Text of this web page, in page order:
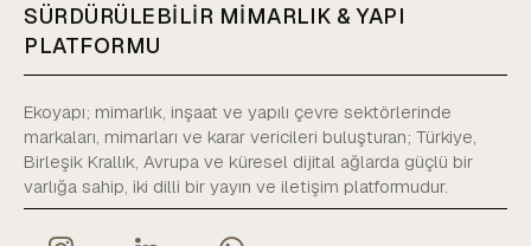
SÜRDÜRÜLEBİLİR MİMARLIK & YAPI
PLATFORMU
Ekoyapı; mimarlık, inşaat ve yapılı çevre sektörlerinde
markaları, mimarları ve karar vericileri buluşturan; Türkiye,
Birleşik Krallık, Avrupa ve küresel dijital ağlarda güçlü bir
varlığa sahip, iki dilli bir yayın ve iletişim platformudur.